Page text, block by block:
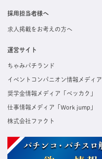
採用担当者様へ
求人掲載をお考えの方へ
運営サイト
ちゃみパチランド
イベントコンパニオン情報メディア
奨学金情報メディア「ベッカク」
仕事情報メディア「Work jump」
株式会社ファクト